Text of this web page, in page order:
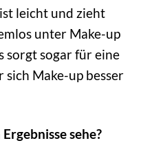
leicht und zieht
unter Make-up
sorgt sogar für eine
Make-up besser
sehe?